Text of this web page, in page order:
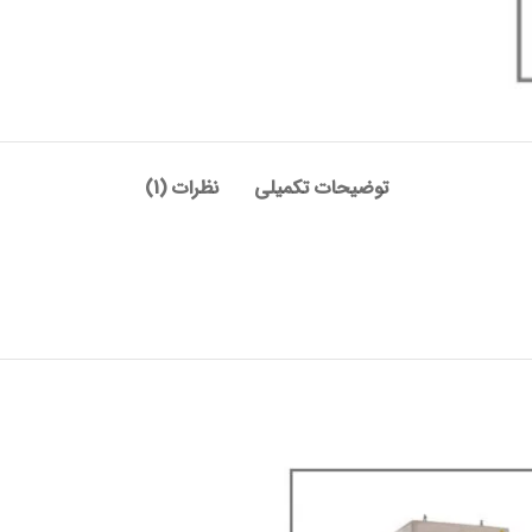
توضیحات تکمیلی نظرات (1)